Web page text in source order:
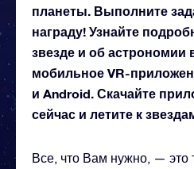
планеты. Выполните
награду! Узнайте
звезде и об астрономии
мобильное VR-
и Android. Скачайте
сейчас и летите к
Все, что Вам нужно, — это